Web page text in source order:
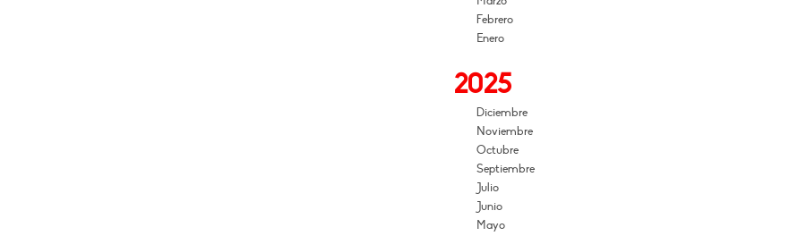
Febrero
Enero
2025
Diciembre
Noviembre
Octubre
Septiembre
Julio
Junio
Mayo